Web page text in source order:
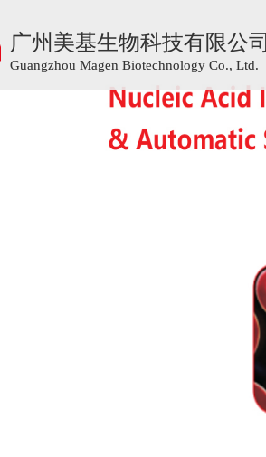
广州美基生物科技有限公司
Guangzhou Magen Biotechnology Co., Ltd.
广州美基生物科技有限公司
Guangzhou Magen Biotechnology Co., Ltd.